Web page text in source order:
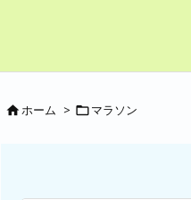
ホーム > マラソン